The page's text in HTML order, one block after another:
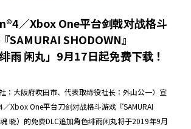
／Xbox One平台剑戟对战格斗
SAMURAI SHODOWN』
雨 闲丸」9月17日起免费下载！
：大阪府吹田市、代表取缔役社长：外山公一）宣
Xbox One平台刀剑对战格斗游戏『SAMURAI
晓）的免费DLC追加角色绯雨闲丸将于2019年9月